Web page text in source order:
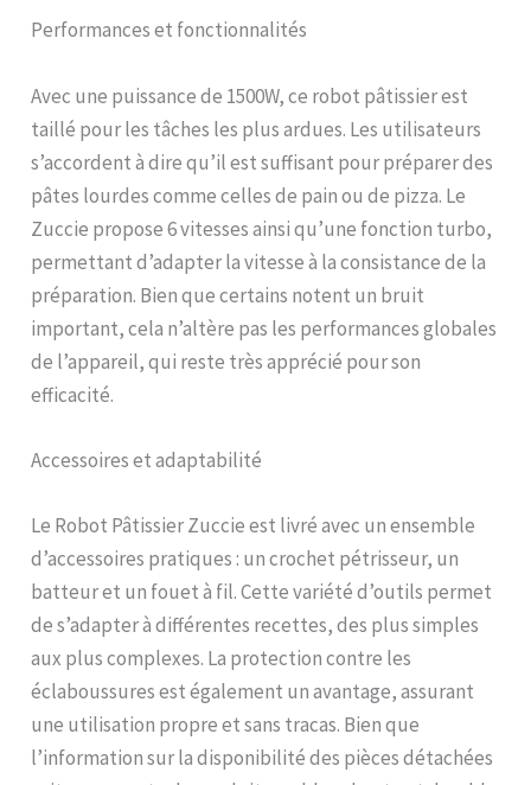
automatiquement, ce qui
multiples &
Professionnel]Robot patissier
multifonctions comprend 6
accessoires：1.crochet
pétrisseur 2.batteur plat
3.fouet 4.pare-éclaboussures
avec 5.Spatule à crème
6.Séparateur de blancs
d'œufs. Tête inclinable,
antidérapante, peu bruyante,
sûre et stable, facile à
nettoyer. [Meilleurs cadeaux
professionnelle de Zuccie est
contacter d'abord si vous
avez des questions, nous
vous fournirons un service
client professionnel.
Sincèrement, nous pouvons
offrir une garantie de qualité
complète de 3 ans et un
support technique à vie.
Performances et fonctionnalités
Avec une puissance de 1500W, ce robot pâtissier est
taillé pour les tâches les plus ardues. Les utilisateurs
s’accordent à dire qu’il est suffisant pour préparer des
pâtes lourdes comme celles de pain ou de pizza. Le
Zuccie propose 6 vitesses ainsi qu’une fonction turbo,
permettant d’adapter la vitesse à la consistance de la
préparation. Bien que certains notent un bruit
important, cela n’altère pas les performances globales
de l’appareil, qui reste très apprécié pour son
efficacité.
Accessoires et adaptabilité
Le Robot Pâtissier Zuccie est livré avec un ensemble
d’accessoires pratiques : un crochet pétrisseur, un
batteur et un fouet à fil. Cette variété d’outils permet
de s’adapter à différentes recettes, des plus simples
aux plus complexes. La protection contre les
éclaboussures est également un avantage, assurant
une utilisation propre et sans tracas. Bien que
l’information sur la disponibilité des pièces détachées